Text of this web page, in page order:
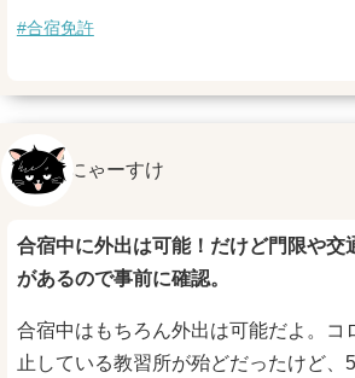
#合宿免許
にゃーすけ
合宿中に外出は可能！だけど門限や交
があるので事前に確認。
合宿中はもちろん外出は可能だよ。コ
止している教習所が殆どだったけど、